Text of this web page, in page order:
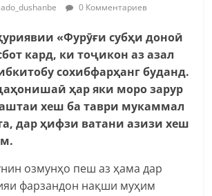
0 Комментариев
«Фурӯғи субҳи доноӣ
кард, ки тоҷикон аз азал
сохибфарҳанг буданд.
аҳонишаӣ ҳар яки моро зарур
хеш ба таври мукаммал
дарҳифзи ватани азизи хеш
озмунҳо пеш аз ҳама дар
фарзандон нақши муҳим